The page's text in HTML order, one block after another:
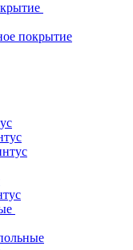
покрытие